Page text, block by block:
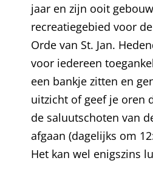
jaar en zijn ooit
recreatiegebied voor
Orde van St. Jan.
voor iedereen
een bankje zitten en
uitzicht of geef je oren
de saluutschoten van
afgaan (dagelijks om
Het kan wel enigszins